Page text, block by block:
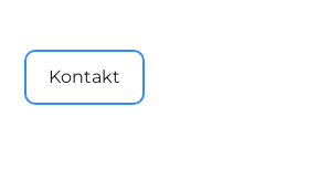
Kontakt